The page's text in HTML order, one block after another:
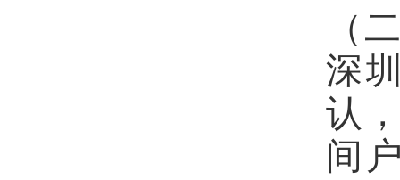
（
深
认
间